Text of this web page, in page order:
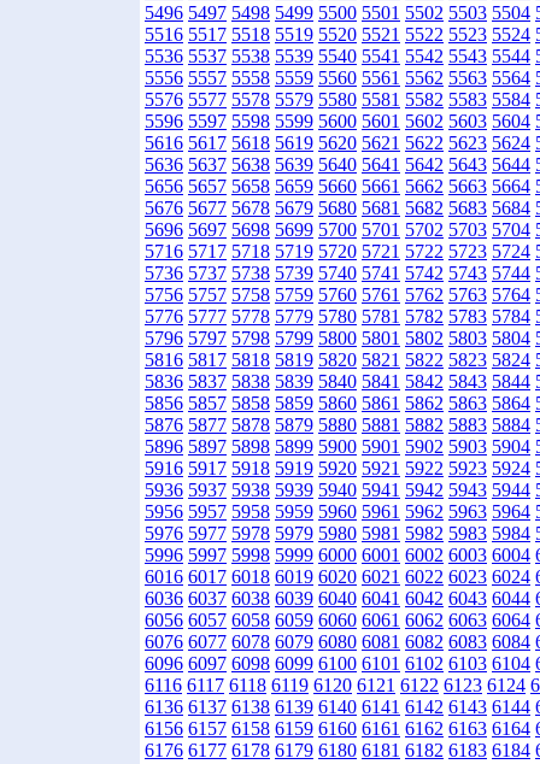
5496 5497 5498 5499 5500 5501 5502 5503 5504
5516 5517 5518 5519 5520 5521 5522 5523 5524
5536 5537 5538 5539 5540 5541 5542 5543 5544
5556 5557 5558 5559 5560 5561 5562 5563 5564
5576 5577 5578 5579 5580 5581 5582 5583 5584
5596 5597 5598 5599 5600 5601 5602 5603 5604
5616 5617 5618 5619 5620 5621 5622 5623 5624
5636 5637 5638 5639 5640 5641 5642 5643 5644
5656 5657 5658 5659 5660 5661 5662 5663 5664
5676 5677 5678 5679 5680 5681 5682 5683 5684
5696 5697 5698 5699 5700 5701 5702 5703 5704
5716 5717 5718 5719 5720 5721 5722 5723 5724
5736 5737 5738 5739 5740 5741 5742 5743 5744
5756 5757 5758 5759 5760 5761 5762 5763 5764
5776 5777 5778 5779 5780 5781 5782 5783 5784
5796 5797 5798 5799 5800 5801 5802 5803 5804
5816 5817 5818 5819 5820 5821 5822 5823 5824
5836 5837 5838 5839 5840 5841 5842 5843 5844
5856 5857 5858 5859 5860 5861 5862 5863 5864
5876 5877 5878 5879 5880 5881 5882 5883 5884
5896 5897 5898 5899 5900 5901 5902 5903 5904
5916 5917 5918 5919 5920 5921 5922 5923 5924
5936 5937 5938 5939 5940 5941 5942 5943 5944
5956 5957 5958 5959 5960 5961 5962 5963 5964
5976 5977 5978 5979 5980 5981 5982 5983 5984
5996 5997 5998 5999 6000 6001 6002 6003 6004
6016 6017 6018 6019 6020 6021 6022 6023 6024
6036 6037 6038 6039 6040 6041 6042 6043 6044
6056 6057 6058 6059 6060 6061 6062 6063 6064
6076 6077 6078 6079 6080 6081 6082 6083 6084
6096 6097 6098 6099 6100 6101 6102 6103 6104
6116 6117 6118 6119 6120 6121 6122 6123 6124
6136 6137 6138 6139 6140 6141 6142 6143 6144
6156 6157 6158 6159 6160 6161 6162 6163 6164
6176 6177 6178 6179 6180 6181 6182 6183 6184